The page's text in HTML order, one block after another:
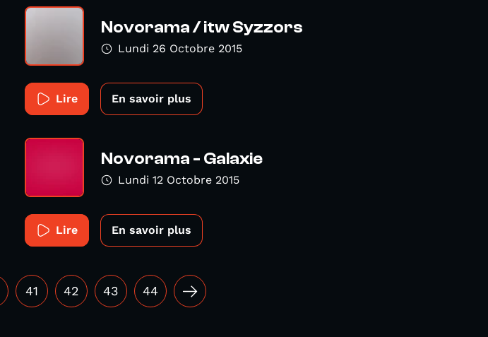
Novorama / itw Syzzors
Lundi 26 Octobre 2015
Lire En savoir plus
Novorama - Galaxie
Lundi 12 Octobre 2015
Lire En savoir plus
41 42 43 44